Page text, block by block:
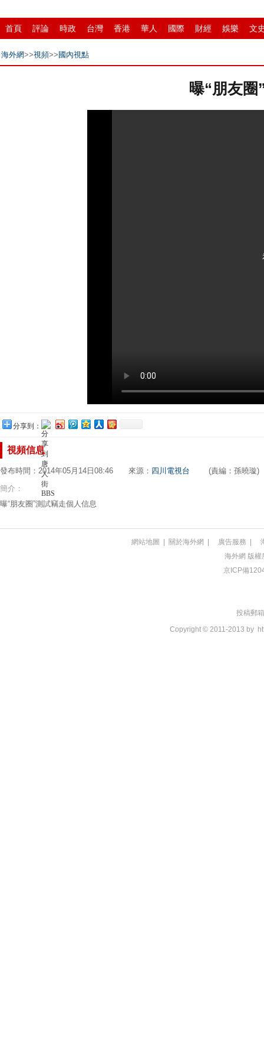
首頁 評論 時政 台灣 香港 華人 國際 財經 娛樂 文
中原 招商 縣域 環保
海外網>>視頻>> 國內視點
曝“朋友圈
分享到：
視頻信息
發布時間：2014年05月14日08:46 來源： 四川電視台 (責編：孫曉璇)
簡介：
曝“朋友圈”測試竊走個人信息
網站地圖 | 關於海外網 | 廣告服務 |
海外網 版權
京ICP備
投稿郵
Copyright © 2011-2013 by